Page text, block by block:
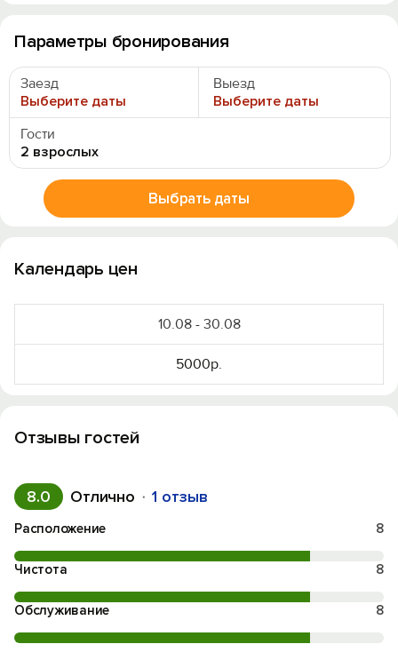
Параметры бронирования
Заезд
Выберите даты
Выезд
Выберите даты
Гости
2 взрослых
Выбрать даты
Календарь цен
10.08 - 30.08
5000р.
Отзывы гостей
8.0 Отлично 1 отзыв
Расположение 8
Чистота 8
Обслуживание 8